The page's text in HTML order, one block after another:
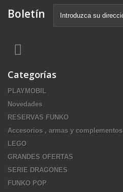
Boletín
Categorías
PLAYMOBIL
Novedades
RESERVAS FUNKO
Accesorios , armas y complementos
LEGO
GRANDES OFERTAS
SERIE DRAGONES
FUNKO POP